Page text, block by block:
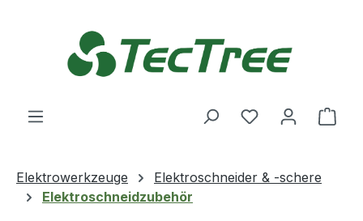
Du hast 0
Elektrowerkzeuge
Elektroschneider & -schere
Elektroschneidzubehör